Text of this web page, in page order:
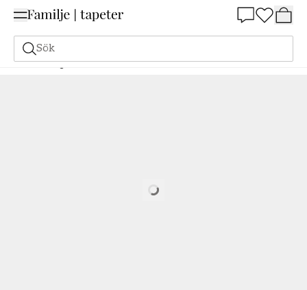
Sök
Målarfärg Beställ utifrån NCS Beställ utifrån NCS 5040-Y
Loading…